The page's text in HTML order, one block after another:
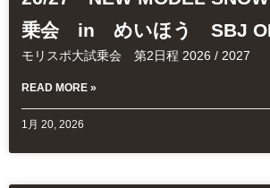
乗会 in めいほう SBJ
モリスポ大試乗会 第2日程 2026 / 2027
READ MORE »
1月 20, 2026